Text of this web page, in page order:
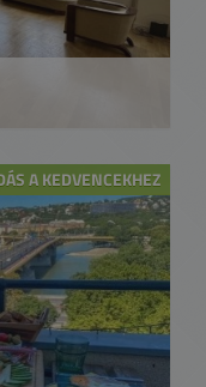
A KEDVENCEKHEZ